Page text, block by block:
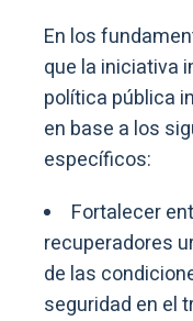
En los
que la iniciativa
política pública
en base a los
específicos:
Fortalecer
recuperadores
de las
seguridad en el